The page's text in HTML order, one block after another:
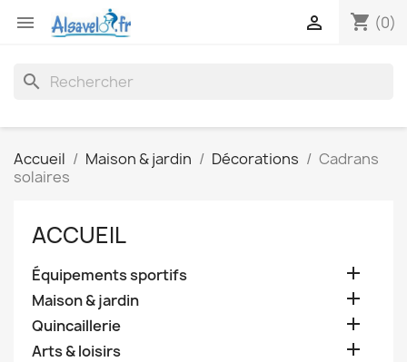
 shopping_cart (0)

search
Accueil Maison & jardin Décorations
Cadrans
solaires
ACCUEIL
Équipements sportifs 
Maison & jardin 
Quincaillerie 
Arts & loisirs 